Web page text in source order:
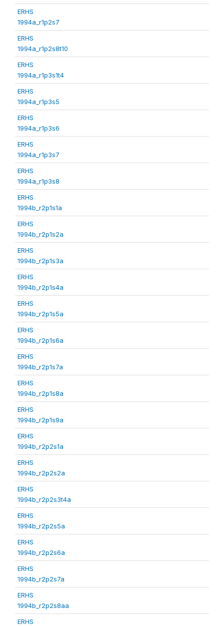
ERHS
1994a_r1p2s7
ERHS
1994a_r1p2s8t10
ERHS
1994a_r1p3s1t4
ERHS
1994a_r1p3s5
ERHS
1994a_r1p3s6
ERHS
1994a_r1p3s7
ERHS
1994a_r1p3s8
ERHS
1994b_r2p1s1a
ERHS
1994b_r2p1s2a
ERHS
1994b_r2p1s3a
ERHS
1994b_r2p1s4a
ERHS
1994b_r2p1s5a
ERHS
1994b_r2p1s6a
ERHS
1994b_r2p1s7a
ERHS
1994b_r2p1s8a
ERHS
1994b_r2p1s9a
ERHS
1994b_r2p2s1a
ERHS
1994b_r2p2s2a
ERHS
1994b_r2p2s3t4a
ERHS
1994b_r2p2s5a
ERHS
1994b_r2p2s6a
ERHS
1994b_r2p2s7a
ERHS
1994b_r2p2s8aa
ERHS